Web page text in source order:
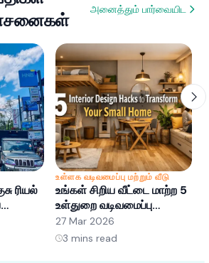
அனைத்தும் பார்வையிட
ரியல்
உள்ளக வடிவமைப்பு மற்றும் வீடு
உங்கள் சிறிய வீட்டை மாற்ற 5
உள்துறை வடிவமைப்பு
ஹேக்குகள்
27 Mar 2026
3 mins read